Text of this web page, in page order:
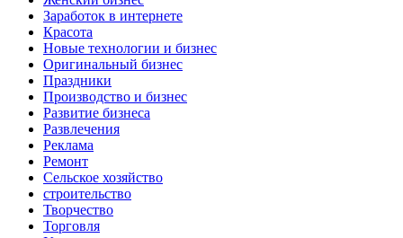
Заработок в интернете
Красота
Новые технологии и бизнес
Оригинальный бизнес
Праздники
Производство и бизнес
Развитие бизнеса
Развлечения
Реклама
Ремонт
Сельское хозяйство
строительство
Творчество
Торговля